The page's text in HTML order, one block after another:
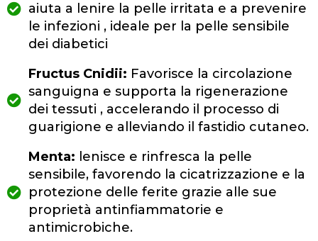
aiuta a lenire la pelle irritata e a prevenire
le infezioni , ideale per la pelle sensibile
dei diabetici
Fructus Cnidii: Favorisce la circolazione
sanguigna e supporta la rigenerazione
dei tessuti , accelerando il processo di
guarigione e alleviando il fastidio cutaneo.
Menta: lenisce e rinfresca la pelle
sensibile, favorendo la cicatrizzazione e la
protezione delle ferite grazie alle sue
proprietà antinfiammatorie e
antimicrobiche.